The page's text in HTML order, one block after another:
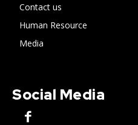
Contact us
Human Resource
Media
Social Media